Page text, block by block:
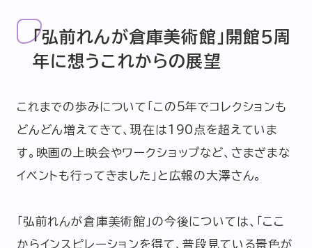
「弘前れんが倉庫美術館」開館5周
年に想うこれからの展望
これまでの歩みについて「この5年でコレクションも
どんどん増えてきて、現在は190点を超えていま
す。映画の上映会やワークショップなど、さまざまな
イベントも行ってきました」と広報の大澤さん。
「弘前れんが倉庫美術館」の今後については、「ここ
からインスピレーションを得て、普段見ている景色が